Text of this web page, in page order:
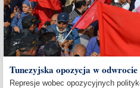
Tunezyjska opozycja w odwrocie
Represje wobec opozycyjnych